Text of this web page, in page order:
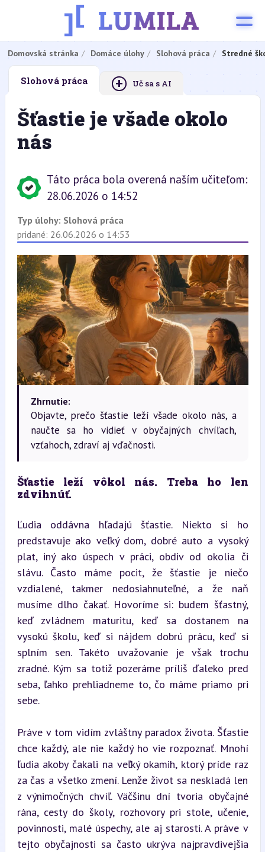
Domovská stránka Domáce úlohy Slohová práca Stredné
Slohová práca + Uč sa s AI
Šťastie je všade okolo
nás
Táto práca bola overená naším učiteľom:
28.06.2026 o 14:52
Typ úlohy: Slohová práca
pridané: 26.06.2026 o 14:53
Zhrnutie:
Objavte, prečo šťastie leží všade okolo nás, a
naučte sa ho vidieť v obyčajných chvíľach,
vzťahoch, zdraví aj vďačnosti.
Šťastie leží vôkol nás. Treba ho len
zdvihnúť.
Ľudia oddávna hľadajú šťastie. Niekto si ho
predstavuje ako veľký dom, dobré auto a vysoký
plat, iný ako úspech v práci, obdiv od okolia či
slávu. Často máme pocit, že šťastie je niečo
vzdialené, takmer nedosiahnuteľné, a že naň
musíme dlho čakať. Hovoríme si: budem šťastný,
keď zvládnem maturitu, keď sa dostanem na
vysokú školu, keď si nájdem dobrú prácu, keď si
splním sen. Takéto uvažovanie je však trochu
zradné. Kým sa totiž pozeráme príliš ďaleko pred
seba, ľahko prehliadneme to, čo máme priamo pri
sebe.
Práve v tom vidím zvláštny paradox života. Šťastie
chce každý, ale nie každý ho vie rozpoznať. Mnohí
ľudia akoby čakali na veľký okamih, ktorý príde raz
za čas a všetko zmení. Lenže život sa neskladá len
z výnimočných chvíľ. Väčšinu dní tvoria obyčajné
rána, cesty do školy, rozhovory pri stole, učenie,
povinnosti, malé úspechy, ale aj starosti. A práve v
tejto obyčajnosti sa často ukrýva najpravdivejšia